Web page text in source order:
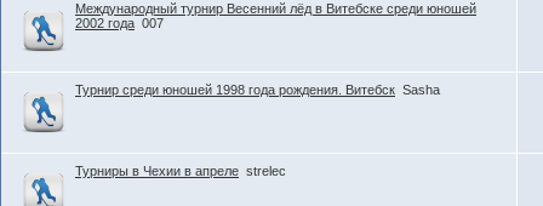
Международный турнир Весенний лёд в Витебске среди юношей
2002 года 007
Турнир среди юношей 1998 года рождения. Витебск Sasha
Турниры в Чехии в апреле strelec